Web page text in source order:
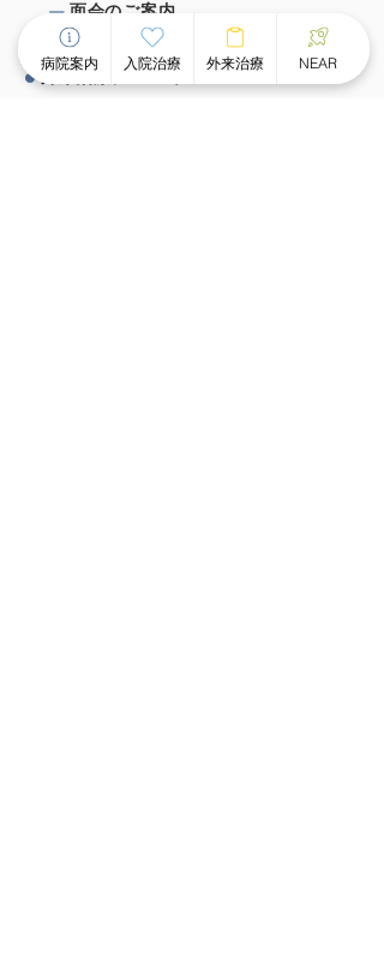
⾯会のご案内
外来治療について
病院案内 入院治療 外来治療 NEAR